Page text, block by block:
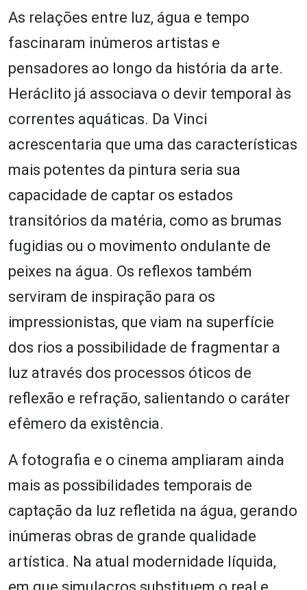
As relações entre luz, água e tempo
fascinaram inúmeros artistas e
pensadores ao longo da história da arte.
Heráclito já associava o devir temporal às
correntes aquáticas. Da Vinci
acrescentaria que uma das características
mais potentes da pintura seria sua
capacidade de captar os estados
transitórios da matéria, como as brumas
fugidias ou o movimento ondulante de
peixes na água. Os reflexos também
serviram de inspiração para os
impressionistas, que viam na superfície
dos rios a possibilidade de fragmentar a
luz através dos processos óticos de
reflexão e refração, salientando o caráter
efêmero da existência.
A fotografia e o cinema ampliaram ainda
mais as possibilidades temporais de
captação da luz refletida na água, gerando
inúmeras obras de grande qualidade
artística. Na atual modernidade líquida,